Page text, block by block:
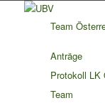
Team
Anträge
Protokoll LK
Team